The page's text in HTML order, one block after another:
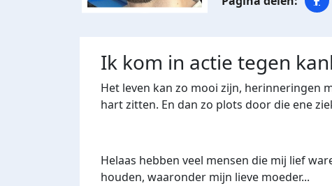
Ik kom in actie tegen
Het leven kan zo mooi zijn, herinneringen
hart zitten. En dan zo plots door die ene
Helaas hebben veel mensen die mij lief
houden, waaronder mijn lieve moeder...